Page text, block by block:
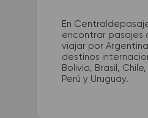
En
encontrar pasajes
viajar por
destinos
Bolivia, Brasil,
Perú y Uruguay.